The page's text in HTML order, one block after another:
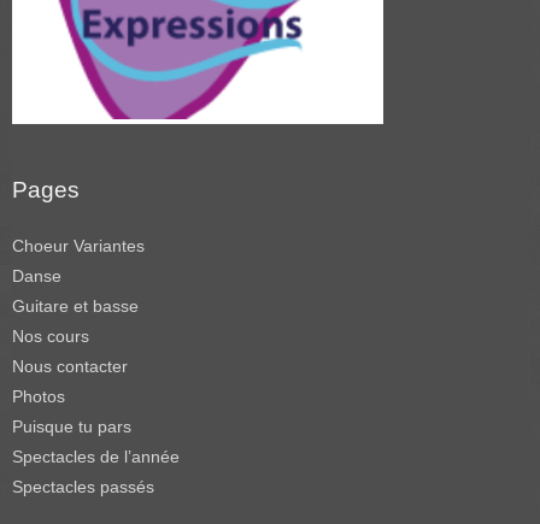
Pages
Choeur Variantes
Danse
Guitare et basse
Nos cours
Nous contacter
Photos
Puisque tu pars
Spectacles de l’année
Spectacles passés